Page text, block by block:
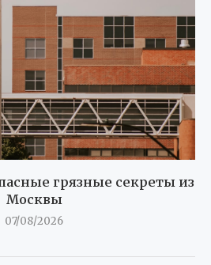
грязные секреты из
Москвы
07/08/2026